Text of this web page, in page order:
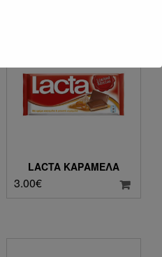
LACTA ΚΑΡΑΜΈΛΑ
3.00€